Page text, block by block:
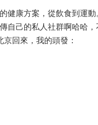
康方案，從飲食到運動
自己的私人社群啊哈哈，
回來，我的頭發：